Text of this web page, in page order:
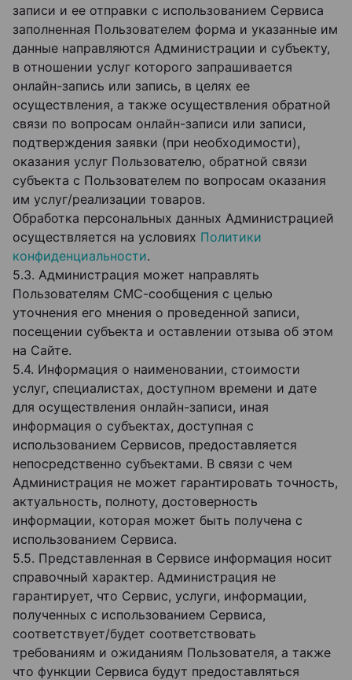
записи и ее отправки с использованием Сервиса
заполненная Пользователем форма и указанные им
данные направляются Администрации и субъекту,
в отношении услуг которого запрашивается
онлайн-запись или запись, в целях ее
осуществления, а также осуществления обратной
связи по вопросам онлайн-записи или записи,
подтверждения заявки (при необходимости),
оказания услуг Пользователю, обратной связи
субъекта с Пользователем по вопросам оказания
им услуг/реализации товаров.
Обработка персональных данных Администрацией
осуществляется на условиях Политики
конфиденциальности.
5.3. Администрация может направлять
Пользователям СМС-сообщения с целью
уточнения его мнения о проведенной записи,
посещении субъекта и оставлении отзыва об этом
на Сайте.
5.4. Информация о наименовании, стоимости
услуг, специалистах, доступном времени и дате
для осуществления онлайн-записи, иная
информация о субъектах, доступная с
использованием Сервисов, предоставляется
непосредственно субъектами. В связи с чем
Администрация не может гарантировать точность,
актуальность, полноту, достоверность
информации, которая может быть получена с
использованием Сервиса.
5.5. Представленная в Сервисе информация носит
справочный характер. Администрация не
гарантирует, что Сервис, услуги, информации,
полученных с использованием Сервиса,
соответствует/будет соответствовать
требованиям и ожиданиям Пользователя, а также
что функции Сервиса будут предоставляться